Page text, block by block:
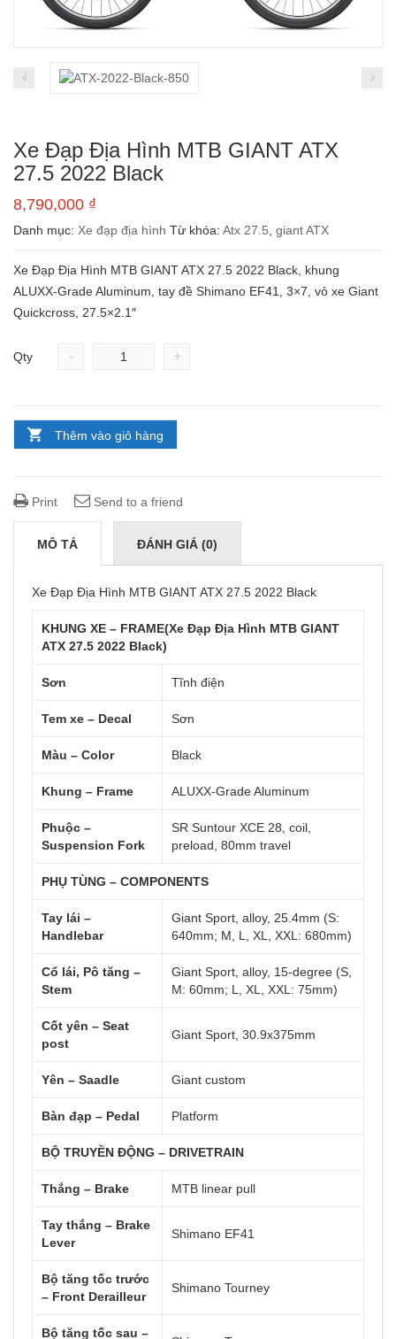
Xe Đạp Địa Hình MTB GIANT ATX
27.5 2022 Black
8,790,000 ₫
Danh mục: Xe đạp địa hình Từ khóa: Atx 27.5, giant ATX
Xe Đạp Địa Hình MTB GIANT ATX 27.5 2022 Black, khung
ALUXX-Grade Aluminum, tay đề Shimano EF41, 3×7, vỏ xe Giant
Quickcross, 27.5×2.1″
Qty - +
Thêm vào giỏ hàng
Print Send to a friend
MÔ TẢ ĐÁNH GIÁ (0)
Xe Đạp Địa Hình MTB GIANT ATX 27.5 2022 Black
KHUNG XE – FRAME(Xe Đạp Địa Hình MTB GIANT
ATX 27.5 2022 Black)
Sơn Tĩnh điện
Tem xe – Decal Sơn
Màu – Color Black
Khung – Frame ALUXX-Grade Aluminum
Phuộc –
Suspension Fork
SR Suntour XCE 28, coil,
preload, 80mm travel
PHỤ TÙNG – COMPONENTS
Tay lái –
Handlebar
Giant Sport, alloy, 25.4mm (S:
640mm; M, L, XL, XXL: 680mm)
Cổ lái, Pô tăng –
Stem
Giant Sport, alloy, 15-degree (S,
M: 60mm; L, XL, XXL: 75mm)
Cốt yên – Seat
post
Giant Sport, 30.9x375mm
Yên – Saadle Giant custom
Bàn đạp – Pedal Platform
BỘ TRUYỀN ĐỘNG – DRIVETRAIN
Thắng – Brake MTB linear pull
Tay thắng – Brake
Lever
Shimano EF41
Bộ tăng tốc trước
– Front Derailleur
Shimano Tourney
Bộ tăng tốc sau –